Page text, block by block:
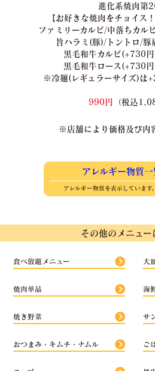
進化系焼肉第2
【お好きな焼肉をチョイス
ファミリーカルビ/中落ちカル
旨ハラミ(豚)/トントロ/豚
黒毛和牛カルビ(+730
黒毛和牛ロース(+730
※冷麺(レギュラーサイズ)は
990円 （税込
※店舗により価格及び内
アレルギー物質一
アレルギー物質を表示しています
その他のメニュー
食べ放題メニュー 大
焼肉単品 海
焼き野菜 サ
おつまみ・キムチ・ナムル ご